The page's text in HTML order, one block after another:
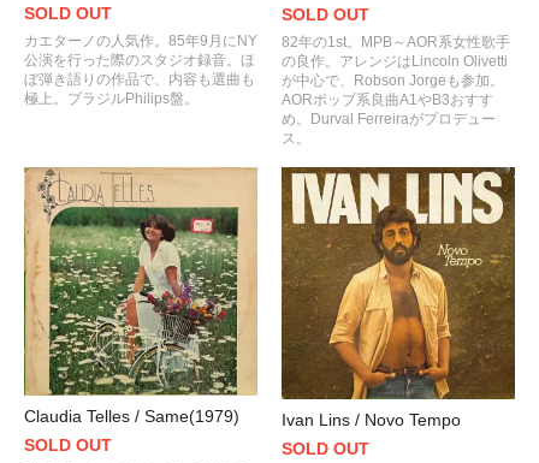
SOLD OUT
カエターノの人気作。85年9月にNY
公演を行った際のスタジオ録音。ほ
ぼ弾き語りの作品で、内容も選曲も
極上。ブラジルPhilips盤。
SOLD OUT
82年の1st。MPB～AOR系女性歌手
の良作。アレンジはLincoln Olivetti
が中心で、Robson Jorgeも参加。
AORポップ系良曲A1やB3おすす
め。Durval Ferreiraがプロデュー
ス。
Claudia Telles / Same(1979)
SOLD OUT
Ivan Lins / Novo Tempo
SOLD OUT